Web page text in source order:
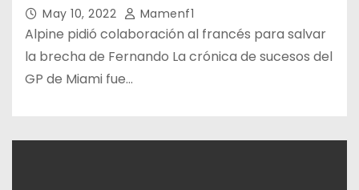
May 10, 2022 Mamenf1
Alpine pidió colaboración al francés para salvar
la brecha de Fernando La crónica de sucesos del
GP de Miami fue…